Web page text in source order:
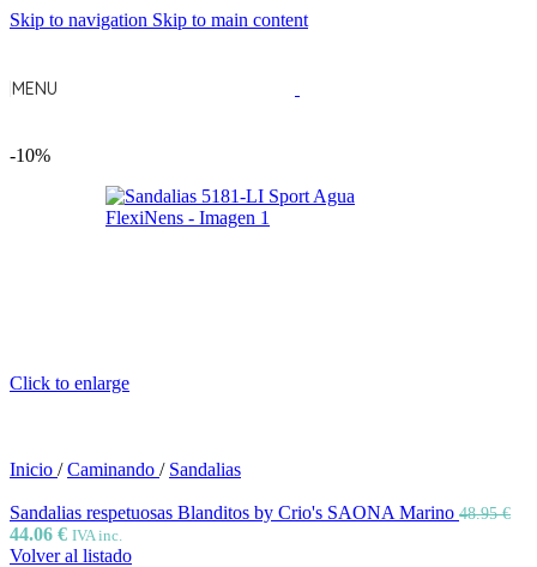
Skip to navigation Skip to main content
MENU
-10%
Click to enlarge
Inicio / Caminando / Sandalias
Sandalias respetuosas Blanditos by Crio's SAONA Marino 48.95€
44.06 € IVA inc.
Volver al listado